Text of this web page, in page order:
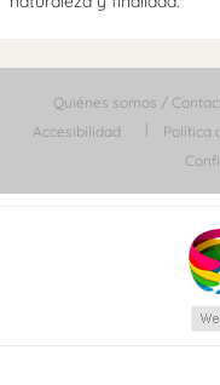
Quiénes somos /
Accesibilidad
Política